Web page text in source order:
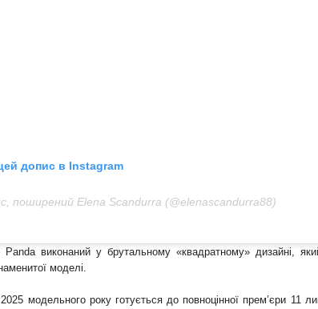
допис в Instagram
поширений Elena Scandurra (@elenascandurra88)
виконаний у брутальному «квадратному» дизайні,
моделі.
модельного року готується до повноцінної прем’єри 11